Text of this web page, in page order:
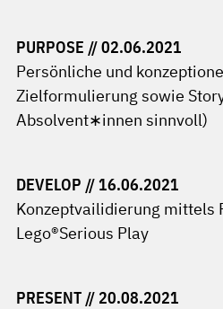
PURPOSE // 02.06.2021
Persönliche und
Zielformulierung sowie
Absolvent∗innen sinnvoll)
DEVELOP // 16.06.2021
Konzeptvailidierung mittels
Lego®Serious Play
PRESENT // 20.08.2021